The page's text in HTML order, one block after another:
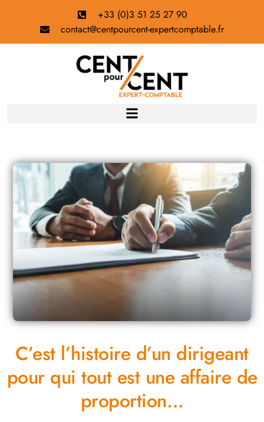
+33 (0)3 51 25 27 90
contact@centpourcent-expertcomptable.fr
C’est l’histoire d’un dirigeant
pour qui tout est une affaire de
proportion…